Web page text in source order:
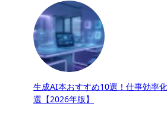
生成AI本おすすめ10選！仕事効率
選【2026年版】